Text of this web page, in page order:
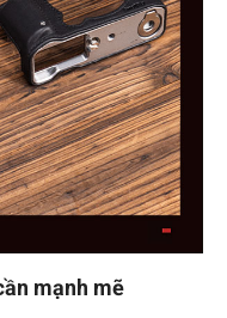
mạnh mẽ